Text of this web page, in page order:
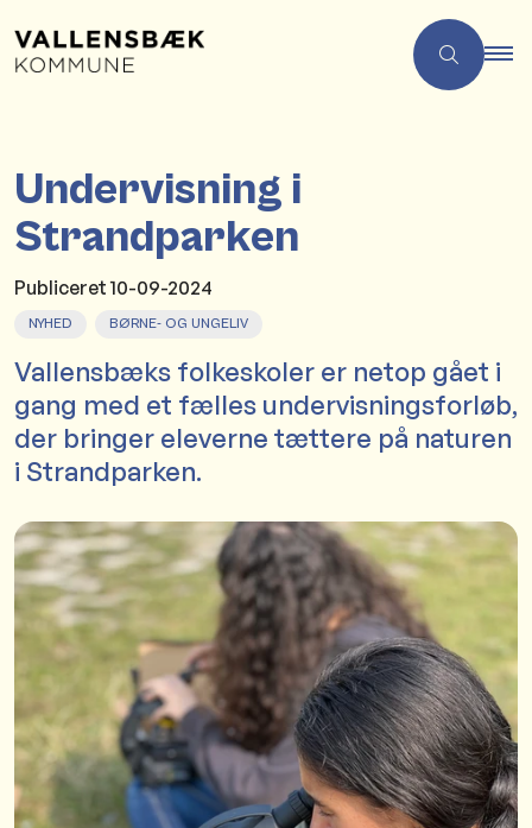
Undervisning i
Strandparken
Publiceret10-09-2024
NYHED BØRNE- OG UNGELIV
Vallensbæks folkeskoler er netop gået i
gang med et fælles undervisningsforløb,
der bringer eleverne tættere på naturen
i Strandparken.